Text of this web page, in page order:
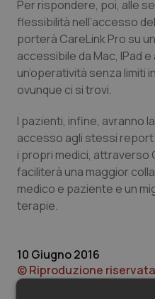
Veneto
Oncoematologia
Oncologia &
Psoriasi & pelle
Quotidiano
Quotidiano
Quotidiano
Rene & patologie
Per rispondere, poi, alle
flessibilità nell’accesso
porterà CareLink Pro su
accessibile da Mac, IPad
un’operatività senza limiti
ovunque ci si trovi.
I pazienti, infine, avranno
accesso agli stessi
i propri medici, attraverso
faciliterà una maggior
medico e paziente e un
terapie.
10 Giugno 2016
© Riproduzione riservata